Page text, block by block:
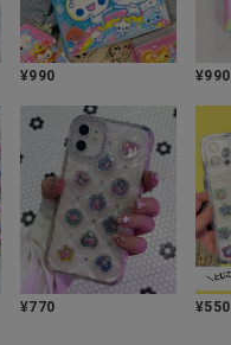
¥990 ¥990
¥770 ¥550